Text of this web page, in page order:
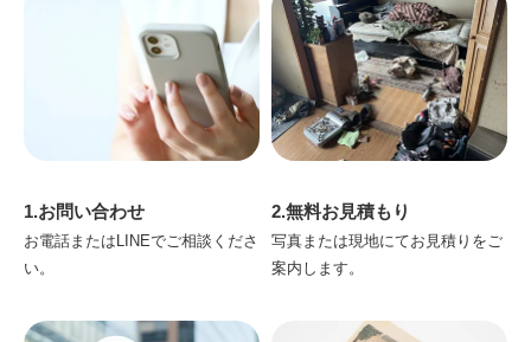
1.お問い合わせ
お電話またはLINEでご相談くださ
い。
2.無料お見積もり
写真または現地にてお見積りをご
案内します。